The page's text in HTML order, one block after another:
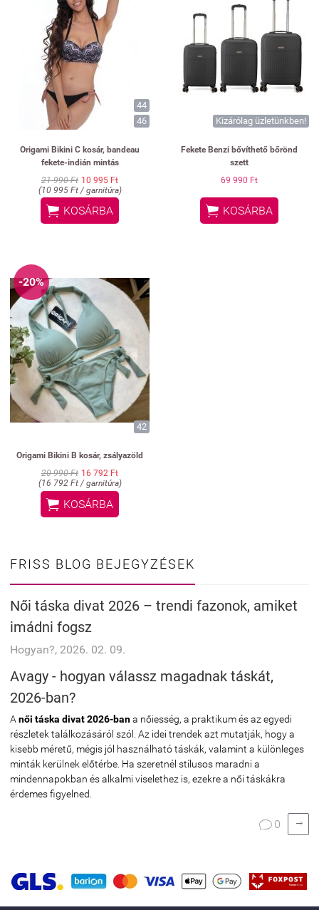
44
46
Origami Bikini C kosár, bandeau
fekete-indián mintás
21 990 Ft 10 995 Ft
(10 995 Ft / garnitúra)
 KOSÁRBA
Kizárólag üzletünkben!
Fekete Benzi bővíthető bőrönd
szett
69 990 Ft
 KOSÁRBA
-20%
42
Origami Bikini B kosár, zsályazöld
20 990 Ft 16 792 Ft
(16 792 Ft / garnitúra)
 KOSÁRBA
FRISS BLOG BEJEGYZÉSEK
Női táska divat 2026 – trendi fazonok, amiket
imádni fogsz
Hogyan?, 2026. 02. 09.
Avagy - hogyan válassz magadnak táskát,
2026-ban?
A női táska divat 2026-bana nőiesség, a praktikum és az egyedi
részletek találkozásáról szól. Az idei trendek azt mutatják, hogy a
kisebb méretű, mégis jól használható táskák, valamint a különleges
minták kerülnek előtérbe. Ha szeretnél stílusos maradni a
mindennapokban és alkalmi viselethez is, ezekre a női táskákra
érdemes figyelned.
 0 